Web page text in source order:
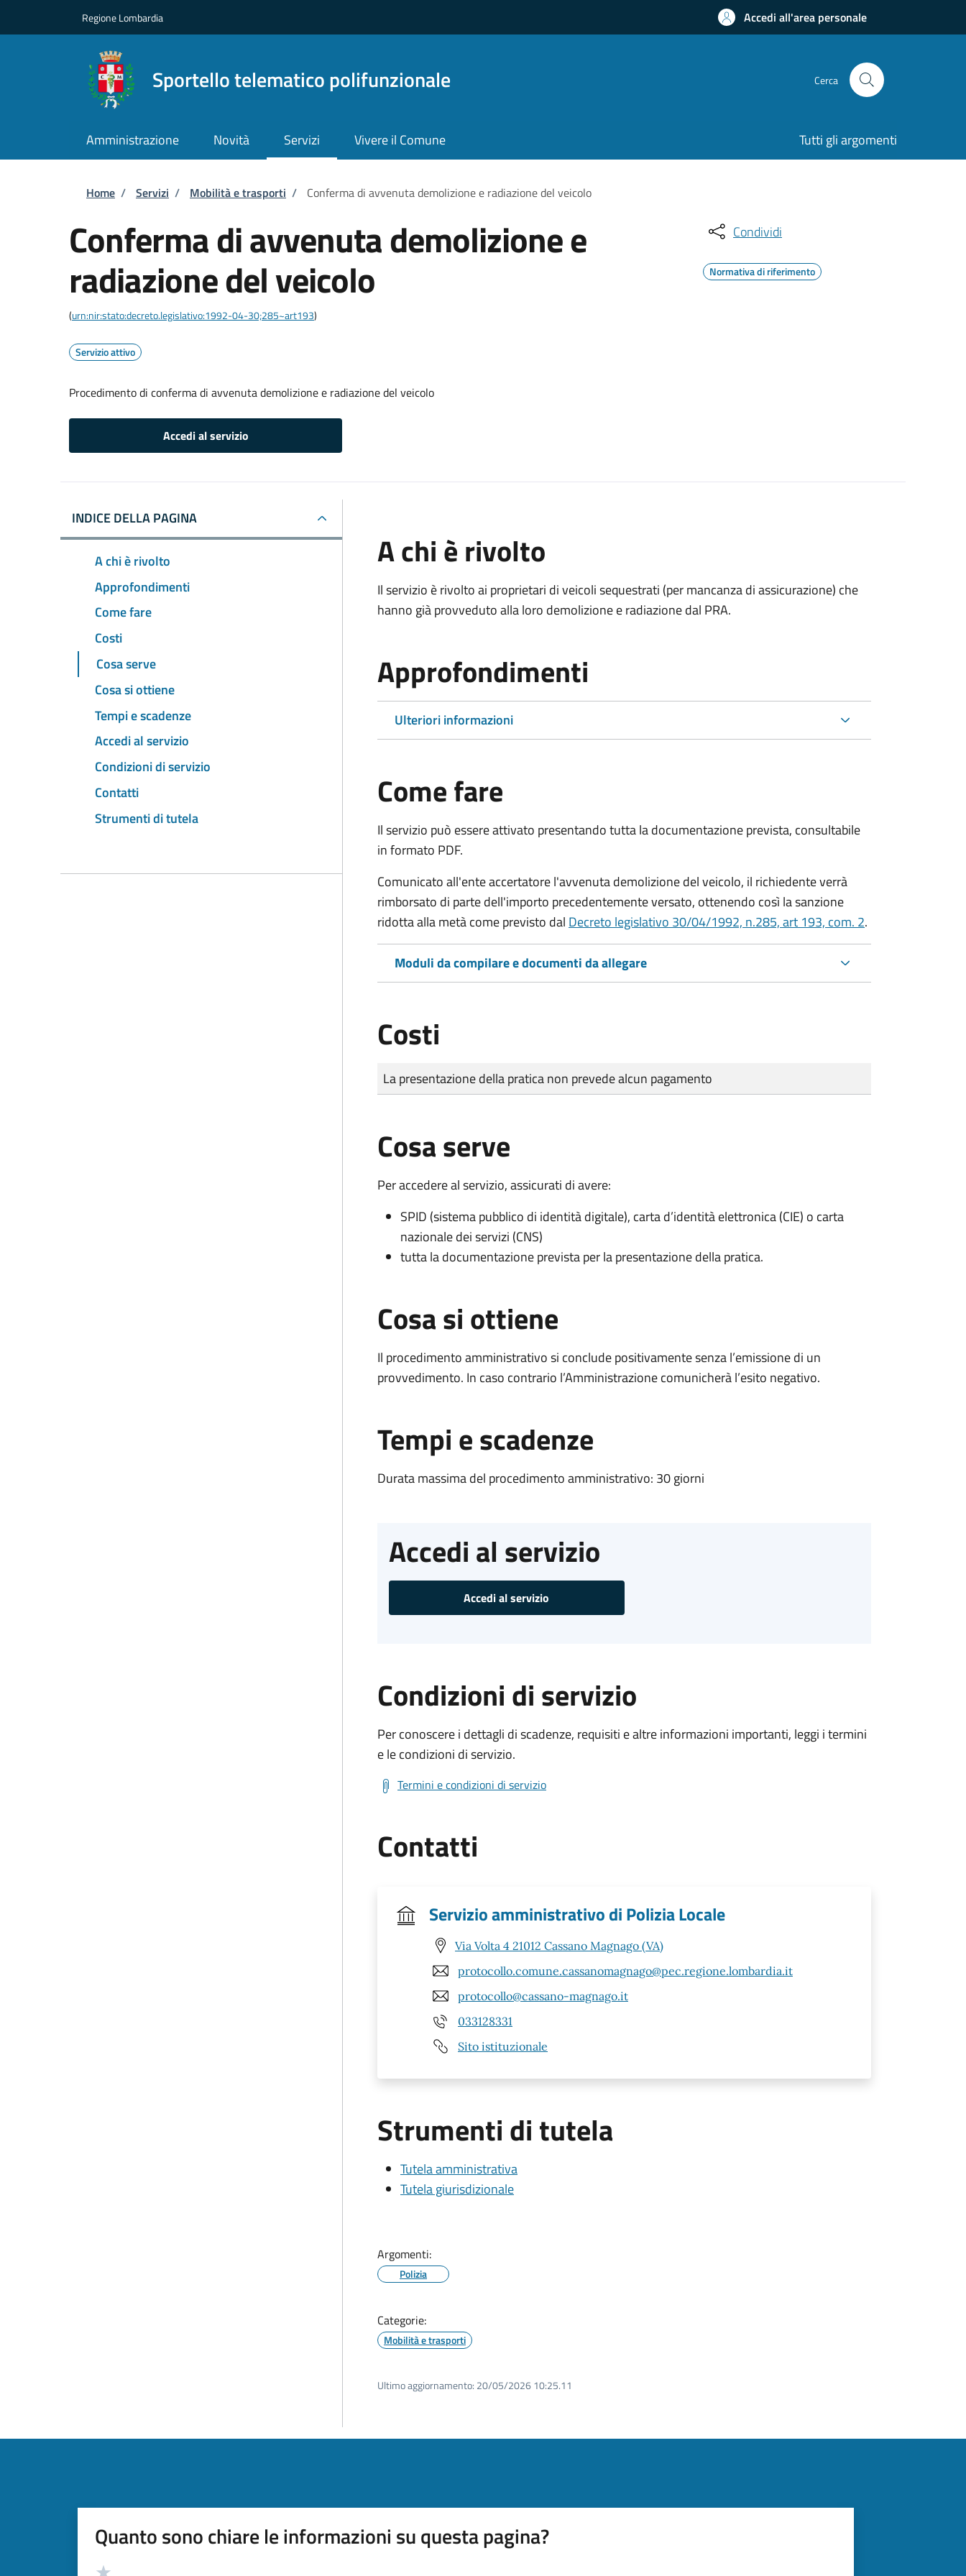
Regione Lombardia Accedi all'area personale
Sportello telematico polifunzionale Cerca
Amministrazione Novità Servizi Vivere il Comune Tutti gli argomenti
Briciole di pane
Home / Servizi / Mobilità e trasporti / Conferma di avvenuta demolizione e radiazione del veicolo
Conferma di avvenuta demolizione e
radiazione del veicolo
(urn:nir:stato:decreto.legislativo:1992-04-30;285~art193)
Servizio attivo
Procedimento di conferma di avvenuta demolizione e radiazione del veicolo
Accedi al servizio
Condividi
Normativa di riferimento
INDICE DELLA PAGINA
A chi è rivolto
Approfondimenti
Come fare
Costi
Cosa serve
Cosa si ottiene
Tempi e scadenze
Accedi al servizio
Condizioni di servizio
Contatti
Strumenti di tutela
A chi è rivolto
Il servizio è rivolto ai proprietari di veicoli sequestrati (per mancanza di assicurazione) che
hanno già provveduto alla loro demolizione e radiazione dal PRA.
Approfondimenti
Ulteriori informazioni
Come fare
Il servizio può essere attivato presentando tutta la documentazione prevista, consultabile
in formato PDF.
Comunicato all'ente accertatore l'avvenuta demolizione del veicolo, il richiedente verrà
rimborsato di parte dell'importo precedentemente versato, ottenendo così la sanzione
ridotta alla metà come previsto dal Decreto legislativo 30/04/1992, n.285, art 193, com. 2.
Moduli da compilare e documenti da allegare
Costi
Tipo di pagamento
Importo
La presentazione della pratica non prevede alcun pagamento
Cosa serve
Per accedere al servizio, assicurati di avere:
SPID (sistema pubblico di identità digitale), carta d’identità elettronica (CIE) o carta
nazionale dei servizi (CNS)
tutta la documentazione prevista per la presentazione della pratica.
Cosa si ottiene
Il procedimento amministrativo si conclude positivamente senza l’emissione di un
provvedimento. In caso contrario l’Amministrazione comunicherà l’esito negativo.
Tempi e scadenze
Durata massima del procedimento amministrativo: 30 giorni
Accedi al servizio
Accedi al servizio
Condizioni di servizio
Per conoscere i dettagli di scadenze, requisiti e altre informazioni importanti, leggi i termini
e le condizioni di servizio.
Termini e condizioni di servizio
Contatti
Servizio amministrativo di Polizia Locale
Via Volta 4 21012 Cassano Magnago (VA)
protocollo.comune.cassanomagnago@pec.regione.lombardia.it
protocollo@cassano-magnago.it
033128331
Sito istituzionale
Strumenti di tutela
Tutela amministrativa
Tutela giurisdizionale
Argomenti:
Polizia
Categorie:
Mobilità e trasporti
Ultimo aggiornamento: 20/05/2026 10:25.11
Quanto sono chiare le informazioni su questa pagina?
Valutazione